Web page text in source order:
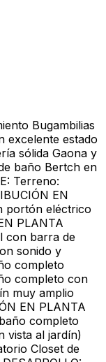
Bugambilias
excelente estado
sólida Gaona y
baño Bertch en
Terreno:
EN
portón eléctrico
PLANTA
con barra de
sonido y
completo
completo con
muy amplio
EN PLANTA
completo
vista al jardín)
Closet de